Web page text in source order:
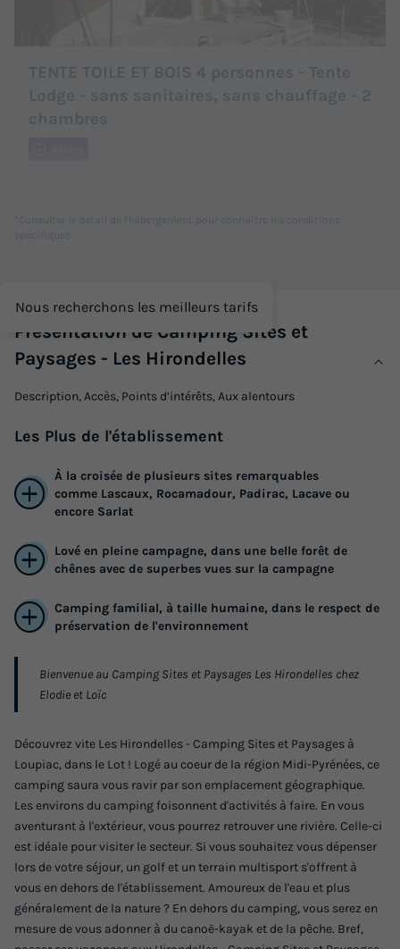
TENTE TOILE ET BOIS 4 personnes - Tente Lodge - sans
sanitaires, sans chauffage - 2 chambres
du
01/09/2026
Modifier les dates
198,90 €
Prix de comparaison
d'économie
TENTE TOILE ET BOIS 5 personnes - Tente
Lodge - sans sanitaires, sans chauffage - 2
chambres
Récent
Surface
25m²
Adultes
2
Enfants
3
Chambres
2
Accès wifi Animaux autorisés * Barbecue Cafetière
Chaise longue
+ 4
Nous recherchons les meilleurs tarifs
Présentation de Camping Sites et
Paysages - Les Hirondelles
Description, Accès, Points d’intérêts, Aux alentours
Les Plus de l'établissement
À la croisée de plusieurs sites remarquables
comme Lascaux, Rocamadour, Padirac, Lacave ou
encore Sarlat
Lové en pleine campagne, dans une belle forêt de
chênes avec de superbes vues sur la campagne
Camping familial, à taille humaine, dans le respect de
préservation de l'environnement
Bienvenue au Camping Sites et Paysages Les Hirondelles chez
Elodie et Loïc
Découvrez vite Les Hirondelles - Camping Sites et Paysages à
Loupiac, dans le Lot ! Logé au coeur de la région Midi-Pyrénées, ce
camping saura vous ravir par son emplacement géographique.
Les environs du camping foisonnent d'activités à faire. En vous
aventurant à l'extérieur, vous pourrez retrouver une rivière. Celle-ci
est idéale pour visiter le secteur. Si vous souhaitez vous dépenser
lors de votre séjour, un golf et un terrain multisport s'offrent à
vous en dehors de l'établissement. Amoureux de l'eau et plus
généralement de la nature ? En dehors du camping, vous serez en
mesure de vous adonner à du canoë-kayak et de la pêche. Bref,